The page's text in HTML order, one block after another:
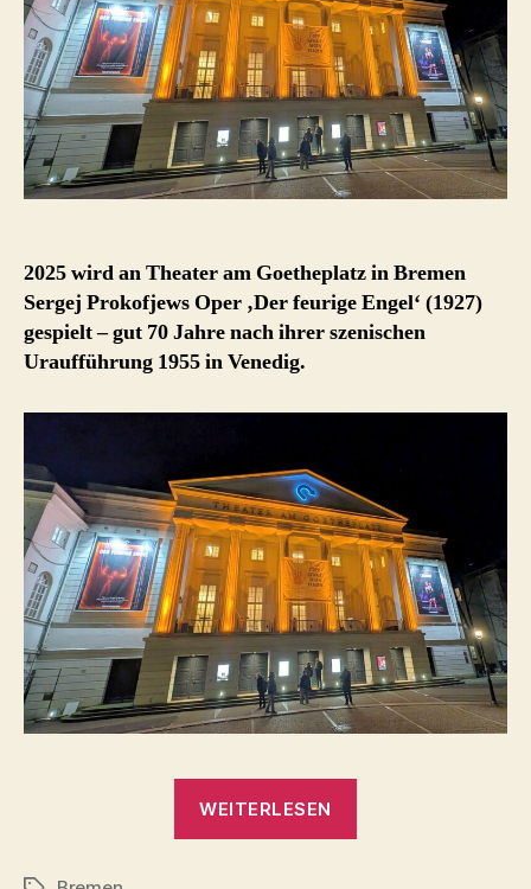
Bremen
2025
2025 wird an Theater am Goetheplatz in Bremen
Sergej Prokofjews Oper ‚Der feurige Engel‘ (1927)
gespielt – gut 70 Jahre nach ihrer szenischen
Uraufführung 1955 in Venedig.
WEITERLESEN